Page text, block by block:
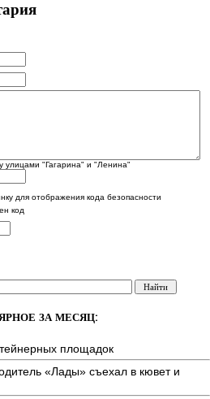
улицами "Гагарина" и "Ленина"
код
ЗА МЕСЯЦ:
площадок
«Лады» съехал в кювет и